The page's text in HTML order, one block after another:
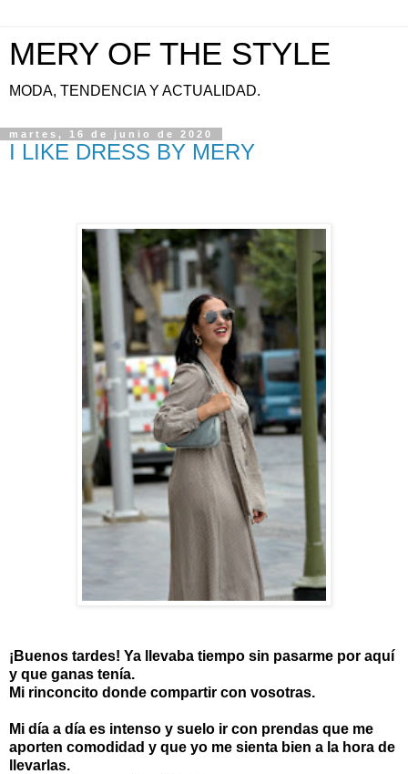
MERY OF THE STYLE
MODA, TENDENCIA Y ACTUALIDAD.
martes, 16 de junio de 2020
I LIKE DRESS BY MERY
¡Buenos tardes! Ya llevaba tiempo sin pasarme por aquí
y que ganas tenía.
Mi rinconcito donde compartir con vosotras.
Mi día a día es intenso y suelo ir con prendas que me
aporten comodidad y que yo me sienta bien a la hora de
llevarlas.